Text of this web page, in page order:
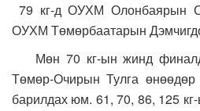
79 кг-д ОУХМ Олонбаярын
ОУХМ Төмөрбаатарын
Мөн 70 кг-ын жинд
Төмөр-Очирын Тулга
барилдах юм. 61, 70, 86, 125